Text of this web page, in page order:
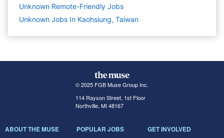
Unknown Remote-Friendly Jobs
Unknown Jobs In Kaohsiung, Taiwan
© 2025 FGB Muse Group Inc.
114 Rayson Street, 1st Floor
Northville, MI 48167
ABOUT THE MUSE POPULAR JOBS GET INVOLVED